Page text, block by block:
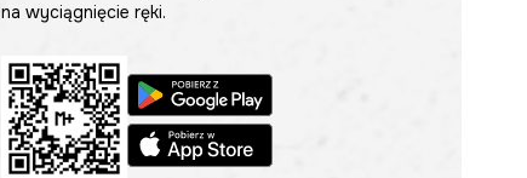
na wyciągnięcie ręki.